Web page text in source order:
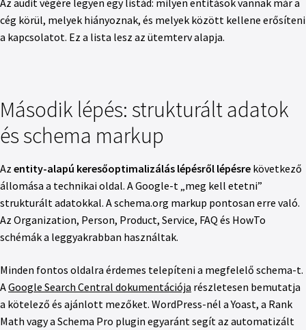
Az audit végére legyen egy listád: milyen entitások vannak már a
cég körül, melyek hiányoznak, és melyek között kellene erősíteni
a kapcsolatot. Ez a lista lesz az ütemterv alapja.
Második lépés: strukturált adatok
és schema markup
Az entity-alapú keresőoptimalizálás lépésről lépésre következő
állomása a technikai oldal. A Google-t „meg kell etetni”
strukturált adatokkal. A schema.org markup pontosan erre való.
Az Organization, Person, Product, Service, FAQ és HowTo
schémák a leggyakrabban használtak.
Minden fontos oldalra érdemes telepíteni a megfelelő schema-t.
AGoogle Search Central dokumentációja részletesen bemutatja
a kötelező és ajánlott mezőket. WordPress-nél a Yoast, a Rank
Math vagy a Schema Pro plugin egyaránt segít az automatizált